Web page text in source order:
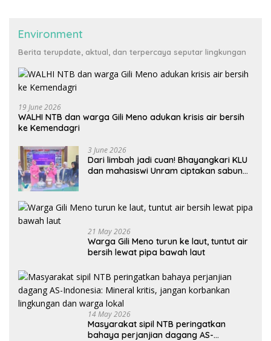
Environment
Berita terupdate, aktual, dan terpercaya seputar lingkungan
19 June 2026
WALHI NTB dan warga Gili Meno adukan krisis air bersih
ke Kemendagri
3 June 2026
Dari limbah jadi cuan! Bhayangkari KLU
dan mahasiswi Unram ciptakan sabun
21 May 2026
Warga Gili Meno turun ke laut, tuntut air
bersih lewat pipa bawah laut
14 May 2026
Masyarakat sipil NTB peringatkan
bahaya perjanjian dagang AS-